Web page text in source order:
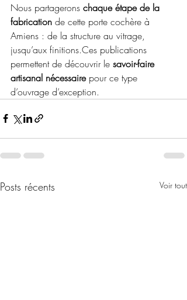
Nous partagerons chaque étape de la
fabrication de cette porte cochère à
Amiens : de la structure au vitrage,
jusqu’aux finitions.Ces publications
permettent de découvrir le savoir-faire
artisanal nécessaire pour ce type
d’ouvrage d’exception.
Posts récents Voir tout